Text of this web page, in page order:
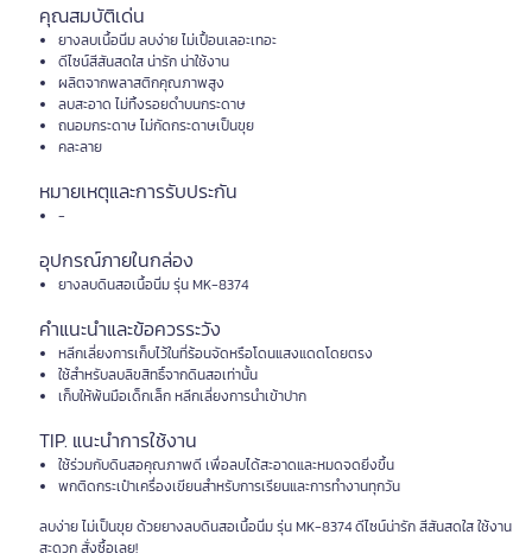
คุณสมบัติเด่น
ยางลบเนื้อนิ่ม ลบง่าย ไม่เปื้อนเลอะเทอะ
ดีไซน์สีสันสดใส น่ารัก น่าใช้งาน
ผลิตจากพลาสติกคุณภาพสูง
ลบสะอาด ไม่ทิ้งรอยดำบนกระดาษ
ถนอมกระดาษ ไม่กัดกระดาษเป็นขุย
คละลาย
หมายเหตุและการรับประกัน
-
อุปกรณ์ภายในกล่อง
ยางลบดินสอเนื้อนิ่ม รุ่น MK-8374
คำแนะนำและข้อควรระวัง
หลีกเลี่ยงการเก็บไว้ในที่ร้อนจัดหรือโดนแสงแดดโดยตรง
ใช้สำหรับลบลิขสิทธิ์จากดินสอเท่านั้น
เก็บให้พ้นมือเด็กเล็ก หลีกเลี่ยงการนำเข้าปาก
TIP. แนะนำการใช้งาน
ใช้ร่วมกับดินสอคุณภาพดี เพื่อลบได้สะอาดและหมดจดยิ่งขึ้น
พกติดกระเป๋าเครื่องเขียนสำหรับการเรียนและการทำงานทุกวัน
ลบง่าย ไม่เป็นขุย ด้วยยางลบดินสอเนื้อนิ่ม รุ่น MK-8374 ดีไซน์น่ารัก สีสันสดใส ใช้งาน
สะดวก สั่งซื้อเลย!